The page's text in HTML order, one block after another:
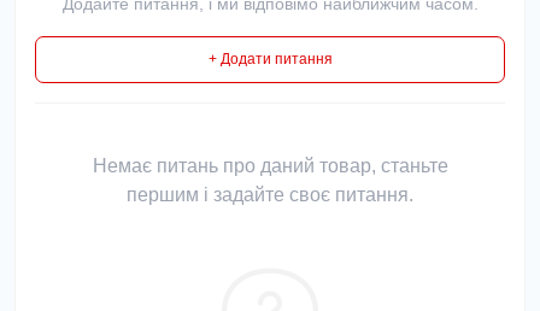
+ Додати питання
Немає питань про даний товар, станьте
першим і задайте своє питання.